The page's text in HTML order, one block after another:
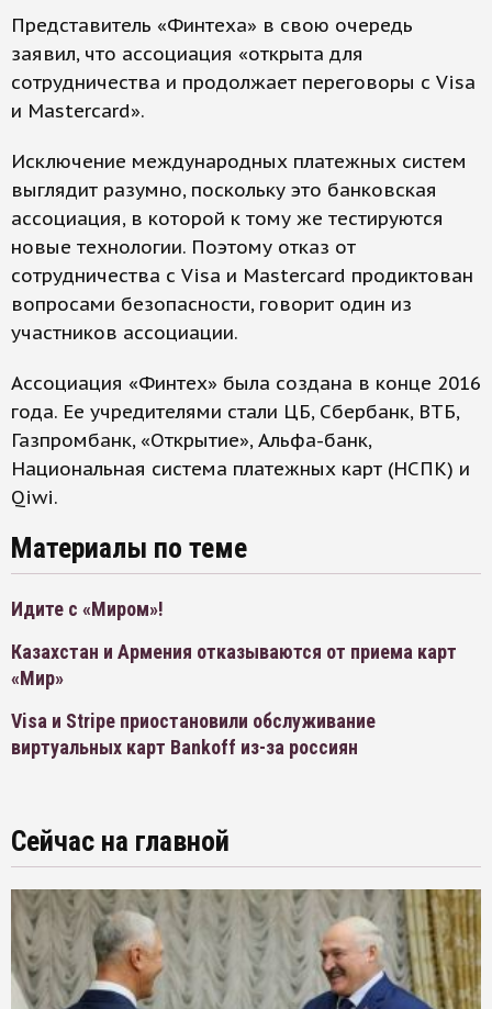
Представитель «Финтеха» в свою очередь
заявил, что ассоциация «открыта для
сотрудничества и продолжает переговоры с Visa
и Mastercard».
Исключение международных платежных систем
выглядит разумно, поскольку это банковская
ассоциация, в которой к тому же тестируются
новые технологии. Поэтому отказ от
сотрудничества с Visa и Mastercard продиктован
вопросами безопасности, говорит один из
участников ассоциации.
Ассоциация «Финтех» была создана в конце 2016
года. Ее учредителями стали ЦБ, Сбербанк, ВТБ,
Газпромбанк, «Открытие», Альфа-банк,
Национальная система платежных карт (НСПК) и
Qiwi.
Материалы по теме
Идите с «Миром»!
Казахстан и Армения отказываются от приема карт
«Мир»
Visa и Stripe приостановили обслуживание
виртуальных карт Bankoff из-за россиян
Сейчас на главной